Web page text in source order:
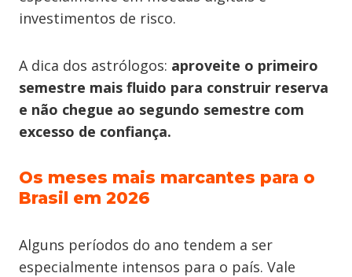
investimentos de risco.
A dica dos astrólogos: aproveite o primeiro
semestre mais fluido para construir reserva
e não chegue ao segundo semestre com
excesso de confiança.
Os meses mais marcantes para o
Brasil em 2026
Alguns períodos do ano tendem a ser
especialmente intensos para o país. Vale